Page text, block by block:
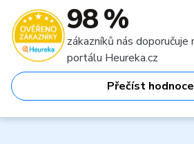
98 %
zákazníků nás doporučuje
portálu Heureka.cz
Přečíst